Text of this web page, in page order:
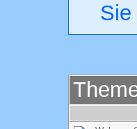
Sie